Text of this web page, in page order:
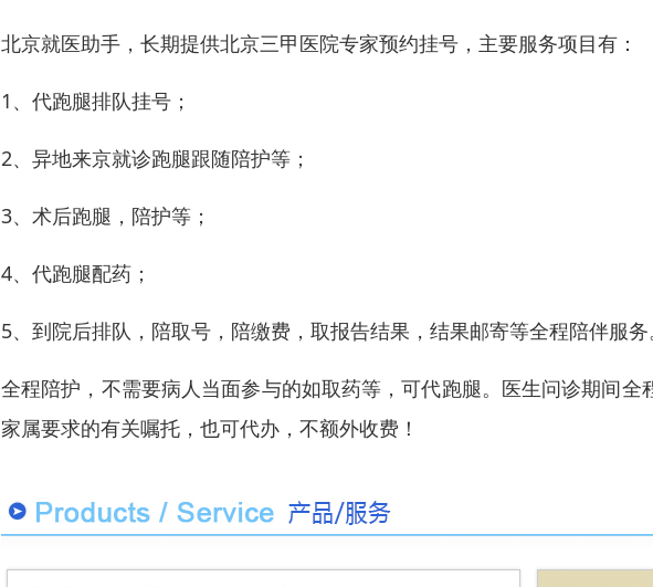
北京就医助手，长期提供北京三甲医院专家预约挂号，主要服务项目有：
1、代跑腿排队挂号；
2、异地来京就诊跑腿跟随陪护等；
3、术后跑腿，陪护等；
4、代跑腿配药；
5、到院后排队，陪取号，陪缴费，取报告结果，结果邮寄等全程陪伴服务
全程陪护，不需要病人当面参与的如取药等，可代跑腿。医生问诊期间
家属要求的有关嘱托，也可代办，不额外收费！